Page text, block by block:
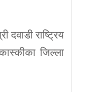
दवाडी राष्ट्रिय
जिल्ला